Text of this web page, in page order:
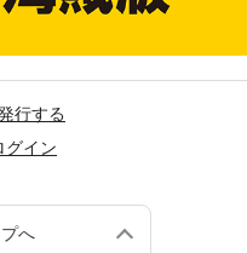
行する
グイン
へ